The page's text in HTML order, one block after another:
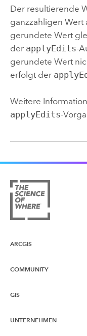
Der resultierende
ganzzahligen
gerundete Wert
der applyEdits-
gerundete Wert
erfolgt der
Weitere
applyEdits-
ARCGIS
ArcGIS – Überblick
COMMUNITY
Esri Community
GIS
Was ist GIS?
UNTERNEHMEN